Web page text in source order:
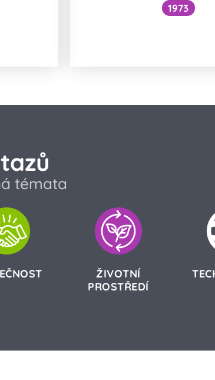
1973
témata
ŽIVOTNÍ
PROSTŘEDÍ